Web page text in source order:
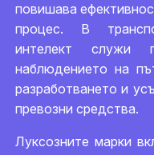
повишава
процес. В
интелект служи
наблюдението на
разработването и
превозни средства.
Луксозните марки